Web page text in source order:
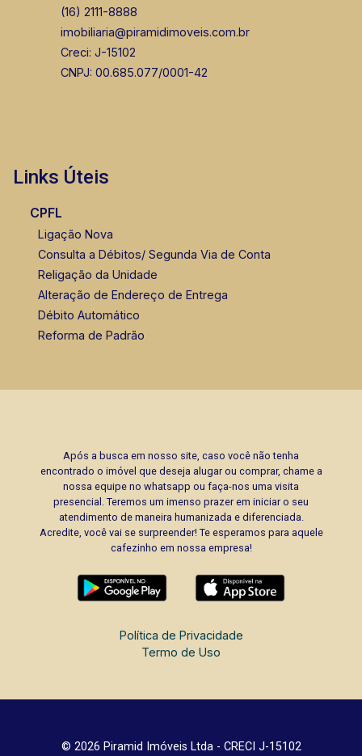
(16) 2111-8888
imobiliaria@piramidimoveis.com.br
Creci: J-15102
CNPJ: 00.685.077/0001-42
Links Úteis
CPFL
Ligação Nova
Consulta a Débitos/ Segunda Via de Conta
Religação da Unidade
Alteração de Endereço de Entrega
Débito Automático
Reforma de Padrão
Após a busca em nosso site, caso você não tenha
encontrado o imóvel que deseja alugar ou comprar, chame a
nossa equipe no whatsapp ou faça-nos uma visita
presencial. Teremos um imenso prazer em iniciar o seu
atendimento de maneira humanizada e diferenciada.
Acredite, você vai se surpreender! Te esperamos para aquele
cafezinho em nossa empresa!
Política de Privacidade
Termo de Uso
© 2026 Piramid Imóveis Ltda - CRECI J-15102